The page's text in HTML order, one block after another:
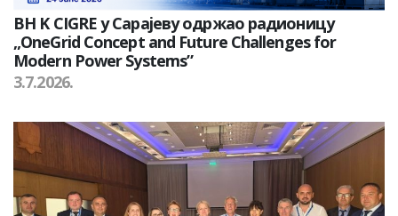
BH K CIGRE у Сарајеву одржао радионицу
„OneGrid Concept and Future Challenges for
Modern Power Systems”
3.7.2026.